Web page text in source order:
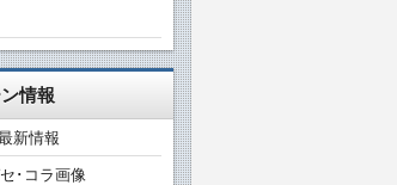
情報
新情報
･コラ画像